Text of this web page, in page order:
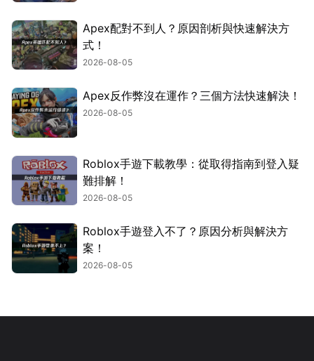
Apex配對不到人？原因剖析與快速解決方
式！
2026-08-05
Apex反作弊沒在運作？三個方法快速解決！
2026-08-05
Roblox手遊下載教學：從取得指南到登入疑
難排解！
2026-08-05
Roblox手遊登入不了？原因分析與解決方
案！
2026-08-05